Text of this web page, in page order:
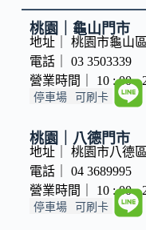
桃園｜龜山門市
地址｜ 桃園市龜山
電話｜ 03 3503339
營業時間｜ 10 : 00 -
停車場 可刷卡
桃園｜八德門市
地址｜ 桃園市八德
電話｜ 04 3689995
營業時間｜ 10 : 00 -
停車場 可刷卡